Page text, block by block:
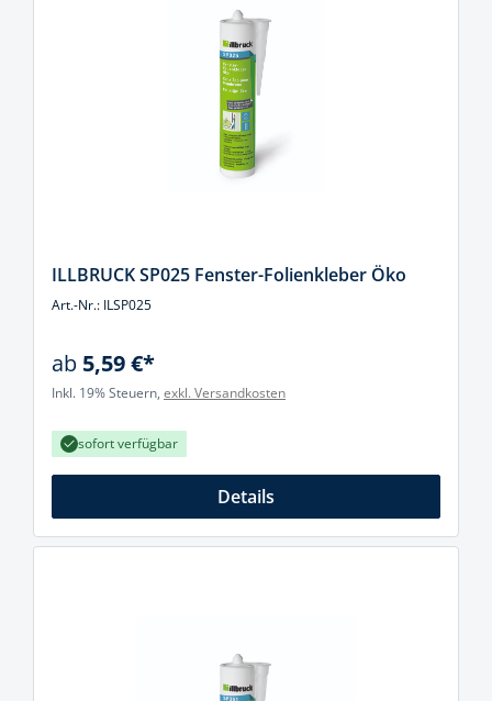
ILLBRUCK SP025 Fenster-Folienkleber Öko
Art.-Nr.: ILSP025
ab 5,59 €*
Inkl. 19% Steuern, exkl. Versandkosten
sofort verfügbar
Details